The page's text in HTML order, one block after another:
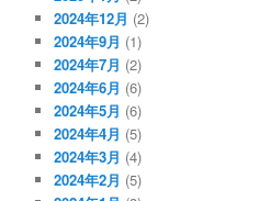
2024年12月 (2)
2024年9月 (1)
2024年7月 (2)
2024年6月 (6)
2024年5月 (6)
2024年4月 (5)
2024年3月 (4)
2024年2月 (5)